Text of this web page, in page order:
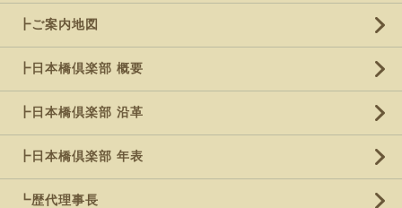
┣ご案内地図
┣日本橋倶楽部 概要
┣日本橋倶楽部 沿革
┣日本橋倶楽部 年表
┗歴代理事長